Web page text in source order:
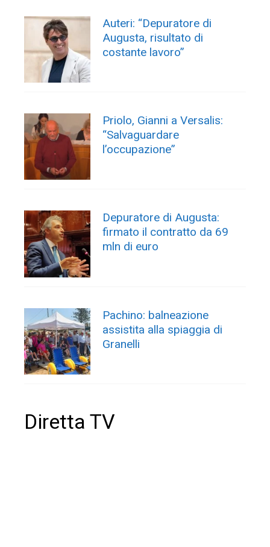
Auteri: “Depuratore di
Augusta, risultato di
costante lavoro”
Priolo, Gianni a Versalis:
“Salvaguardare
l’occupazione”
Depuratore di Augusta:
firmato il contratto da 69
mln di euro
Pachino: balneazione
assistita alla spiaggia di
Granelli
Diretta TV